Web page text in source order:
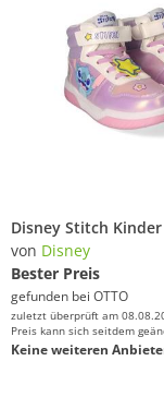
von Disney
Bester Preis
gefunden bei OTTO
zuletzt überprüft am
Preis kann sich seitdem
Keine weiteren